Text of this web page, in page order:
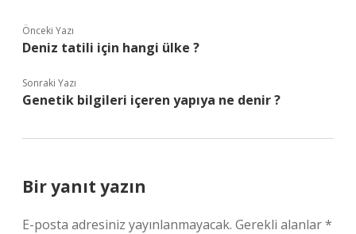
Önceki Yazı
Deniz tatili için hangi ülke ?
Sonraki Yazı
Genetik bilgileri içeren yapıya ne denir ?
Bir yanıt yazın
E-posta adresiniz yayınlanmayacak. Gerekli alanlar*